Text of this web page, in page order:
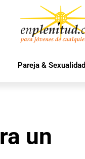
Pareja & Sexualidad
un